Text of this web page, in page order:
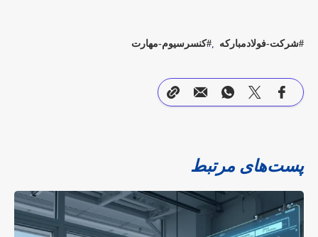
شرکت-فولادمبارکه کنسرسیوم-مهارت
پست‌های مرتبط